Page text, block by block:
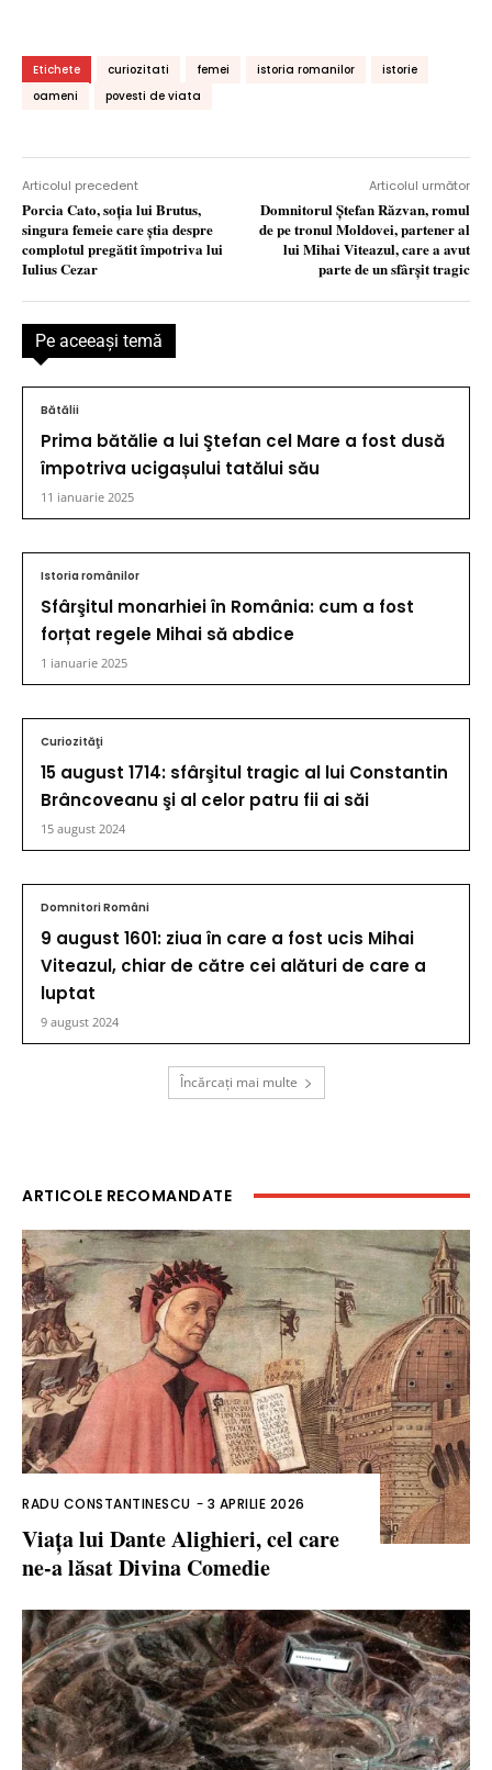
Etichete curiozitati femei istoria romanilor
istorie
oameni
povesti de viata
Articolul precedent
Porcia Cato, soţia lui Brutus,
singura femeie care ştia despre
complotul pregătit împotriva lui
Iulius Cezar
Articolul următor
Domnitorul Ştefan Răzvan, romul
de pe tronul Moldovei, partener al
lui Mihai Viteazul, care a avut
parte de un sfârşit tragic
Pe aceeaşi temă
Bătălii
Prima bătălie a lui Ştefan cel Mare a fost dusă
împotriva ucigașului tatălui său
11 ianuarie 2025
Istoria românilor
Sfârşitul monarhiei în România: cum a fost
forțat regele Mihai să abdice
1 ianuarie 2025
Curiozităţi
15 august 1714: sfârşitul tragic al lui Constantin
Brâncoveanu şi al celor patru fii ai săi
15 august 2024
Domnitori Români
9 august 1601: ziua în care a fost ucis Mihai
Viteazul, chiar de către cei alături de care a
luptat
9 august 2024
Încărcați mai multe
ARTICOLE RECOMANDATE
RADU CONSTANTINESCU - 3 APRILIE 2026
Viața lui Dante Alighieri, cel care
ne-a lăsat Divina Comedie